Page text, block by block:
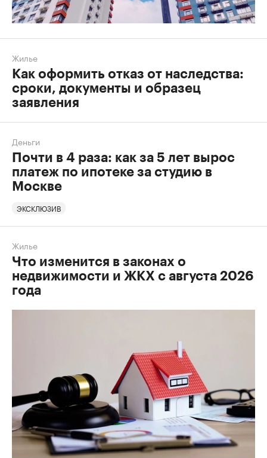
Жилье
Как оформить отказ от наследства:
сроки, документы и образец
заявления
Деньги
Почти в 4 раза: как за 5 лет вырос
платеж по ипотеке за студию в
Москве
ЭКСКЛЮЗИВ
Жилье
Что изменится в законах о
недвижимости и ЖКХ с августа 2026
года